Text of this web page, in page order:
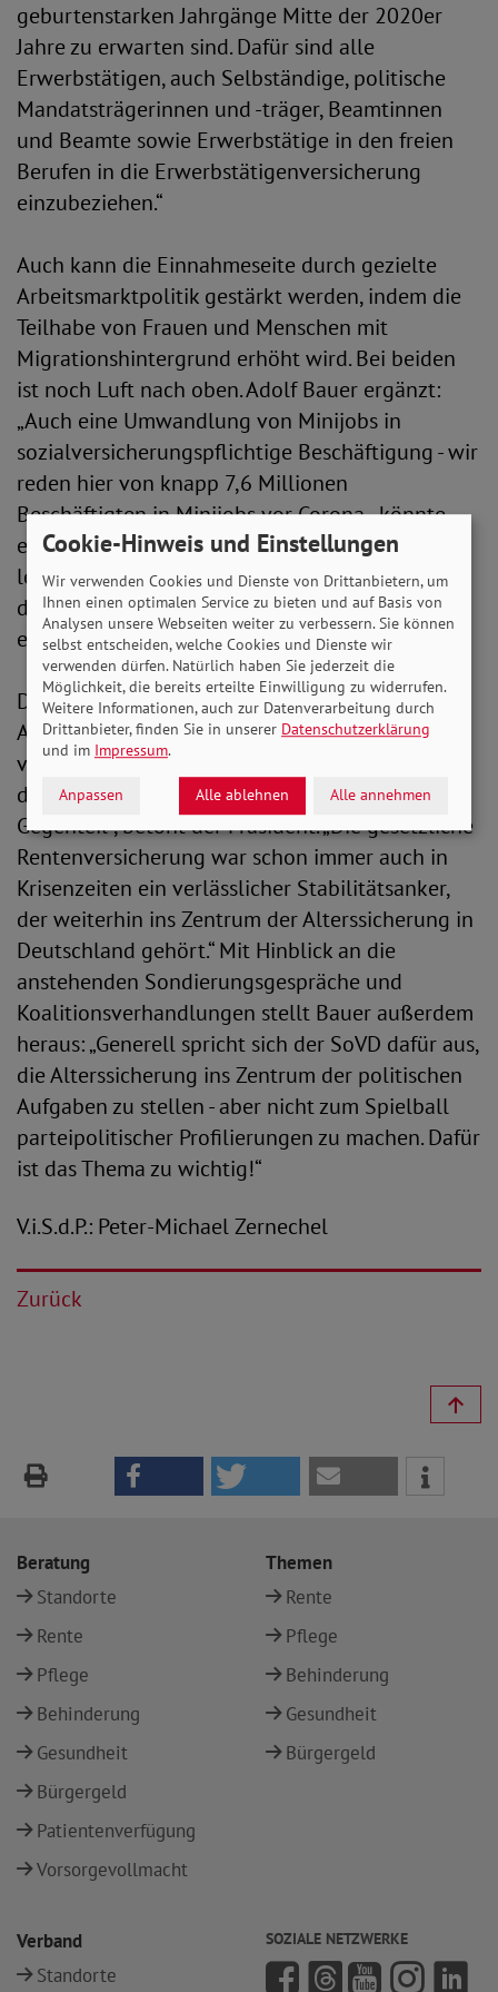
geburtenstarken Jahrgänge Mitte der 2020er
Jahre zu erwarten sind. Dafür sind alle
Erwerbstätigen, auch Selbständige, politische
Mandatsträgerinnen und -träger, Beamtinnen
und Beamte sowie Erwerbstätige in den freien
Berufen in die Erwerbstätigenversicherung
einzubeziehen.“
Auch kann die Einnahmeseite durch gezielte
Arbeitsmarktpolitik gestärkt werden, indem die
Teilhabe von Frauen und Menschen mit
Migrationshintergrund erhöht wird. Bei beiden
ist noch Luft nach oben. Adolf Bauer ergänzt:
„Auch eine Umwandlung von Minijobs in
sozialversicherungspflichtige Beschäftigung - wir
reden hier von knapp 7,6 Millionen
Beschäftigten in Minijobs vor Corona - könnte
einen wichtigen Beitrag auf der Einnahmenseite
leisten und damit der drohenden Schieflage in
der gesetzlichen Rentenversicherung
entgegenwirken.“
Der Ausbau der kapitalgedeckten
Altersversorgung ist aus SoVD-Sicht nach wie
vor nicht die richtige Antwort auf die
demografische Herausforderung. „Ganz im
Gegenteil“, betont der Präsident. „Die gesetzliche
Rentenversicherung war schon immer auch in
Krisenzeiten ein verlässlicher Stabilitätsanker,
der weiterhin ins Zentrum der Alterssicherung in
Deutschland gehört.“ Mit Hinblick an die
anstehenden Sondierungsgespräche und
Koalitionsverhandlungen stellt Bauer außerdem
heraus: „Generell spricht sich der SoVD dafür aus,
die Alterssicherung ins Zentrum der politischen
Aufgaben zu stellen - aber nicht zum Spielball
parteipolitischer Profilierungen zu machen. Dafür
ist das Thema zu wichtig!“
V.i.S.d.P.: Peter-Michael Zernechel
Zurück
Beratung
Standorte
Rente
Pflege
Behinderung
Gesundheit
Bürgergeld
Patientenverfügung
Vorsorgevollmacht
Themen
Rente
Pflege
Behinderung
Gesundheit
Bürgergeld
Verband
Standorte
SOZIALE NETZWERKE
Cookie-Hinweis und Einstellungen
Wir verwenden Cookies und Dienste von Drittanbietern, um
Ihnen einen optimalen Service zu bieten und auf Basis von
Analysen unsere Webseiten weiter zu verbessern. Sie können
selbst entscheiden, welche Cookies und Dienste wir
verwenden dürfen. Natürlich haben Sie jederzeit die
Möglichkeit, die bereits erteilte Einwilligung zu widerrufen.
Weitere Informationen, auch zur Datenverarbeitung durch
Drittanbieter, finden Sie in unserer Datenschutzerklärung
und im Impressum.
Anpassen Alle ablehnen Alle annehmen